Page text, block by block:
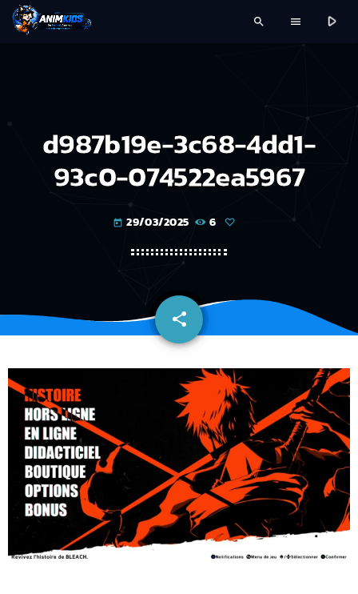
search menu play_arrow
d987b19e-3c68-4dd1-
93c0-074522ea5967
today 29/03/2025 6
share
email